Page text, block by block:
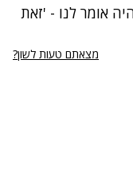
אומר לנו - 'זאת
מצאתם טעות לשון?